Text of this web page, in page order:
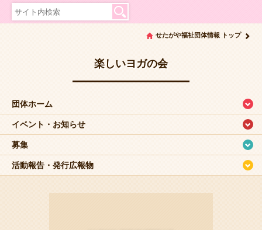
せたがや福祉団体情報 トップ
楽しいヨガの会
団体ホーム
イベント・お知らせ
募集
活動報告・発行広報物